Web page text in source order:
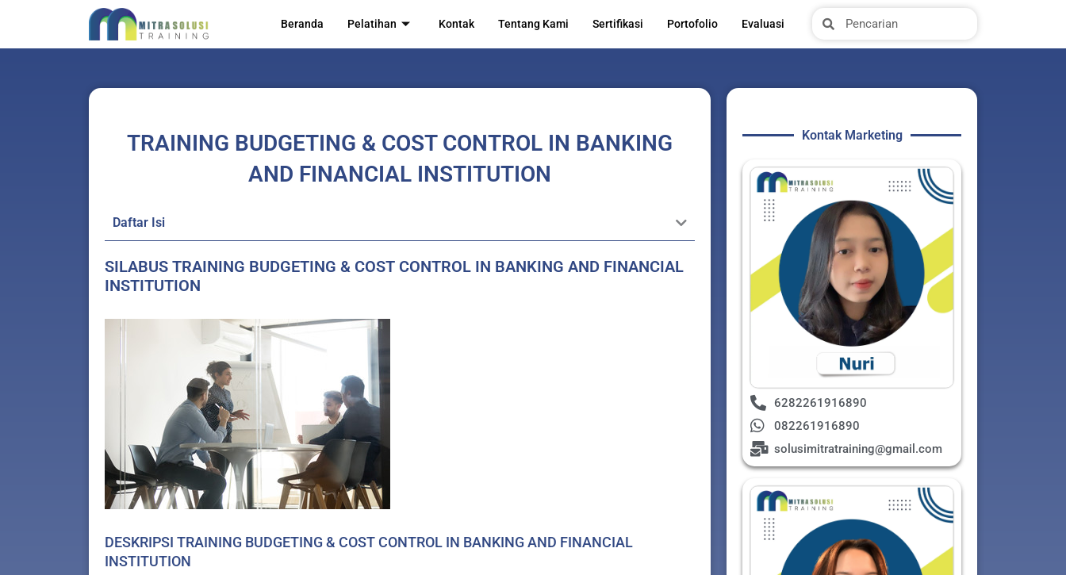
content
Beranda Pelatihan Kontak Tentang Kami Sertifikasi Portofolio Evaluasi SearchSearch
TRAINING BUDGETING & COST CONTROL IN BANKING
AND FINANCIAL INSTITUTION
Daftar Isi
SILABUS TRAINING BUDGETING & COST CONTROL IN BANKING AND FINANCIAL
INSTITUTION
DESKRIPSI TRAINING BUDGETING & COST CONTROL IN BANKING AND FINANCIAL
INSTITUTION
Kontak Marketing
6282261916890
082261916890
solusimitratraining@gmail.com